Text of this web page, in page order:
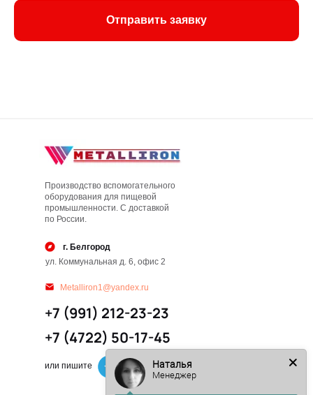
Отправить заявку
Производство вспомогательного
оборудования для пищевой
промышленности. С доставкой
по России.
г. Белгород
ул. Коммунальная д. 6, офис 2
+7 (991) 212-23-23
Metalliron1@yandex.ru
или пишите
+7 (4722) 50-17-45
Наталья
Менеджер